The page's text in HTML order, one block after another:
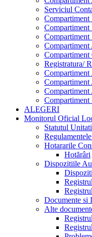
Serviciul
Compartiment
Compartiment
Registratura/
Compartiment
Compartiment
Compartiment
ALEGERI
Monitorul Oficial
Statutul
Hotararile
Hotărâri
Dispozitiile
Documente si
Alte